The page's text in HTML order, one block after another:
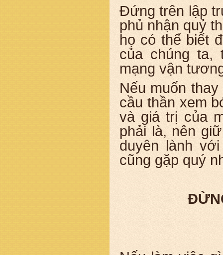
Đứng trên lập
phủ nhận quỷ
họ có thể biết
của chúng ta,
mạng vận
Nếu muốn
cầu thần xem
và giá trị của
phải là, nên
duyên lành
cũng gặp quý